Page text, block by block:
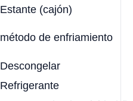
Estante (cajón)
método de enfriamiento
Descongelar
Refrigerante